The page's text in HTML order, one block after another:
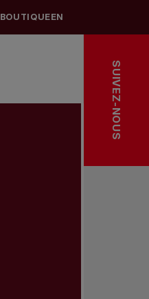
BOUTIQUEEN
SUIVEZ-NOUS